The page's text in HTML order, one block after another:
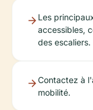
Les
accessibles,
des escaliers.
Contactez à
mobilité.